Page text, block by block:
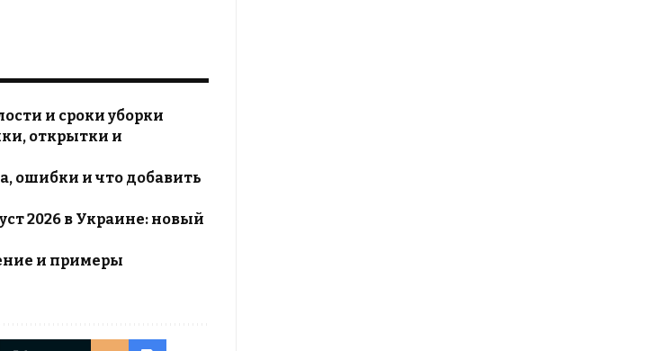
и сроки уборки
открытки и
ошибки и что добавить
2026 в Украине: новый
и примеры